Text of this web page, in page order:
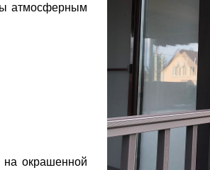
атмосферным
на окрашенной